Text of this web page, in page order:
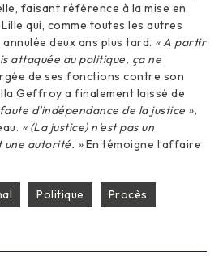
faisant référence à la mise en
qui, comme toutes les autres
deux ans plus tard. « A partir
attaquée au politique, ça ne
de ses fonctions contre son
Geffroy a finalement laissé de
d’indépendance de la justice »,
« (La justice) n’est pas un
une autorité. »En témoigne l’affaire
Politique
Procès